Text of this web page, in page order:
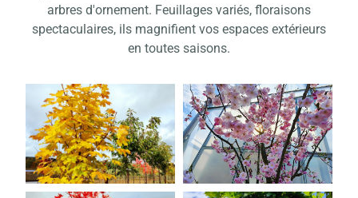
arbres d'ornement. Feuillages variés, floraisons
spectaculaires, ils magnifient vos espaces extérieurs
en toutes saisons.